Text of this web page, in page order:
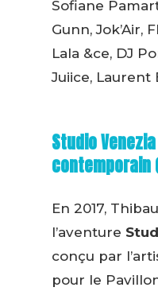
Sofiane
Gunn, Jok’Air,
Lala &ce, DJ
Juiice, Laurent
Studio
contemporain
En 2017,
l’aventure
conçu par
pour le